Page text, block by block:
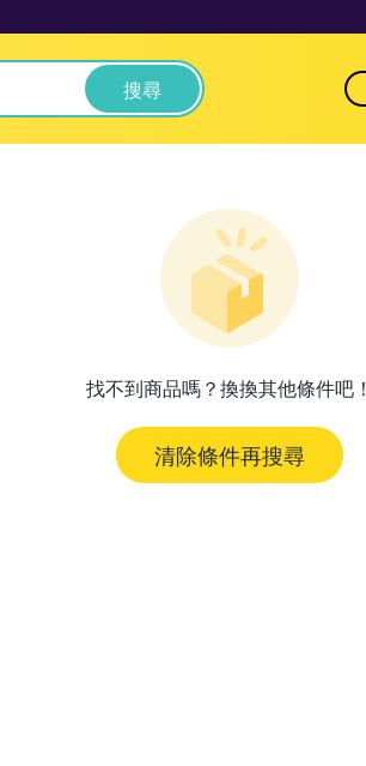
搜尋
找不到商品嗎？換換其他條件吧！
清除條件再搜尋